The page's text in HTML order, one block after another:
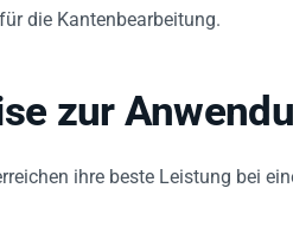
die Kantenbearbeitung.
zur
ihre beste Leistung bei